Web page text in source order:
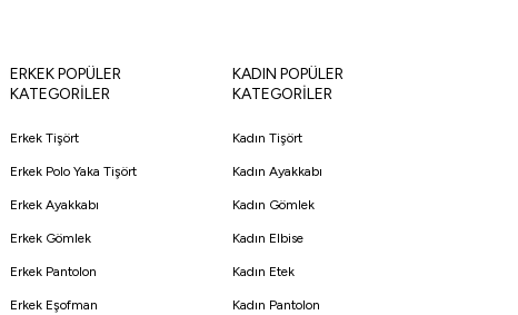
ERKEK POPÜLER
KATEGORİLER
Erkek Tişört
Erkek Polo Yaka Tişört
Erkek Ayakkabı
Erkek Gömlek
Erkek Pantolon
Erkek Eşofman
KADIN POPÜLER
KATEGORİLER
Kadın Tişört
Kadın Ayakkabı
Kadın Gömlek
Kadın Elbise
Kadın Etek
Kadın Pantolon